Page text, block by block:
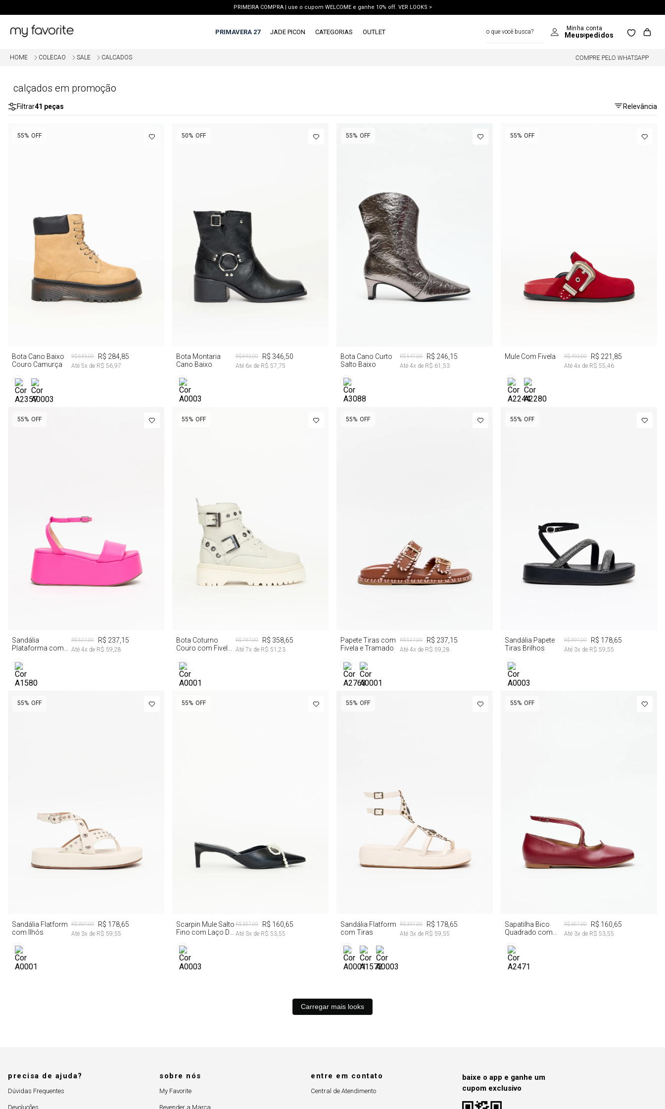
PRIMEIRA COMPRA | use o cupom WELCOME e ganhe 10% off. VER LOOKS >
PRIMAVERA 27 JADE PICON CATEGORIAS OUTLET
HOME COLECAO SALE CALCADOS COMPRE PELO WHATSAPP
calçados em promoção
Filtrar41 peças Relevância
55% OFF
Bota Cano Baixo
Couro Camurça
R$ 633,00 R$ 284,85
Até 5x de R$ 56,97
50% OFF
Bota Montaria
Cano Baixo
R$ 693,00 R$ 346,50
Até 6x de R$ 57,75
55% OFF
Bota Cano Curto
Salto Baixo
R$ 547,00 R$ 246,15
Até 4x de R$ 61,53
55% OFF
Mule Com Fivela R$ 493,00 R$ 221,85
Até 4x de R$ 55,46
55% OFF
Sandália
Plataforma com
R$ 527,00 R$ 237,15
Até 4x de R$ 59,28
55% OFF
Bota Coturno
Couro com Fivela
R$ 797,00 R$ 358,65
Até 7x de R$ 51,23
55% OFF
Papete Tiras com
Fivela e Tramado
R$ 527,00 R$ 237,15
Até 4x de R$ 59,28
55% OFF
Sandália Papete
Tiras Brilhos
R$ 397,00 R$ 178,65
Até 3x de R$ 59,55
55% OFF
Sandália Flatform
com Ilhós
R$ 397,00 R$ 178,65
Até 3x de R$ 59,55
55% OFF
Scarpin Mule Salto
Fino com Laço De
R$ 357,00 R$ 160,65
Até 3x de R$ 53,55
55% OFF
Sandália Flatform
com Tiras
R$ 397,00 R$ 178,65
Até 3x de R$ 59,55
55% OFF
Sapatilha Bico
Quadrado com
Coração
R$ 357,00 R$ 160,65
Até 3x de R$ 53,55
Carregar mais looks
precisa de ajuda?
Dúvidas Frequentes
Devoluções
sobre nós
My Favorite
Revender a Marca
entre em contato
Central de Atendimento
baixe o app e ganhe um
cupom exclusivo